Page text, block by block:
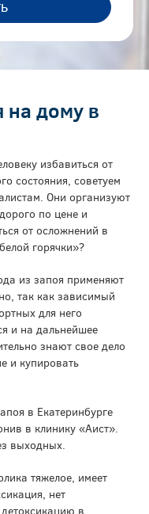
на дому в
избавиться от
состояния, советуем
Они организуют
по цене и
от осложнений в
горячки»?
из запоя применяют
так как зависимый
для него
и на дальнейшее
знают свое дело
и купировать
в Екатеринбурге
в клинику «Аист».
выходных.
тяжелое, имеет
нет
в